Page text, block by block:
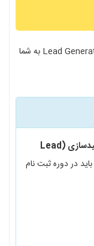
در این جلسه فرآیند طراحی پلن لیدسازی یا Lead Generation به شما
دوره آموزش پیشرفته لیدسازی (Lead
در دوره ثبت نام